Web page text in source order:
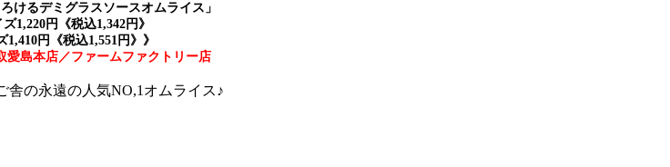
けるデミグラスソースオムライス」
1,220円《税込1,342円》
1,410円《税込1,551円》》
島本店／ファームファクトリー店
舎の永遠の人気NO,1オムライス♪